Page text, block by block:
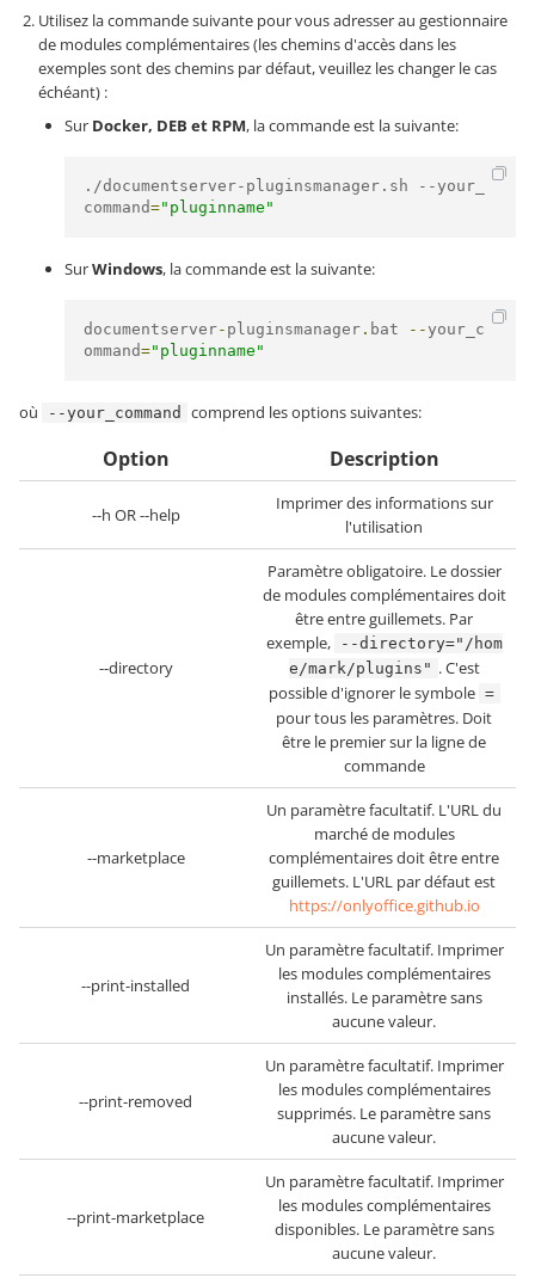
Utilisez la commande suivante pour vous adresser au gestionnaire
de modules complémentaires (les chemins d'accès dans les
exemples sont des chemins par défaut, veuillez les changer le cas
échéant) :
Sur Docker, DEB et RPM, la commande est la suivante:
. /documentserver-pluginsmanager.sh -- your_
command="pluginname"
SurWindows, la commande est la suivante:
documentserver- pluginsmanager . bat -- your_c
ommand="pluginname"
où --your_command comprend les options suivantes:
Option Description
--h OR --help
Imprimer des informations sur
l'utilisation
--directory
Paramètre obligatoire. Le dossier
de modules complémentaires doit
être entre guillemets. Par
exemple,
--directory="/hom
e/mark/plugins" . C'est
possible d'ignorer le symbole =
pour tous les paramètres. Doit
être le premier sur la ligne de
commande
--marketplace
Un paramètre facultatif. L'URL du
marché de modules
complémentaires doit être entre
guillemets. L'URL par défaut est
https://onlyoffice.github.io
--print-installed
Un paramètre facultatif. Imprimer
les modules complémentaires
installés. Le paramètre sans
aucune valeur.
--print-removed
Un paramètre facultatif. Imprimer
les modules complémentaires
supprimés. Le paramètre sans
aucune valeur.
--print-marketplace
Un paramètre facultatif. Imprimer
les modules complémentaires
disponibles. Le paramètre sans
aucune valeur.